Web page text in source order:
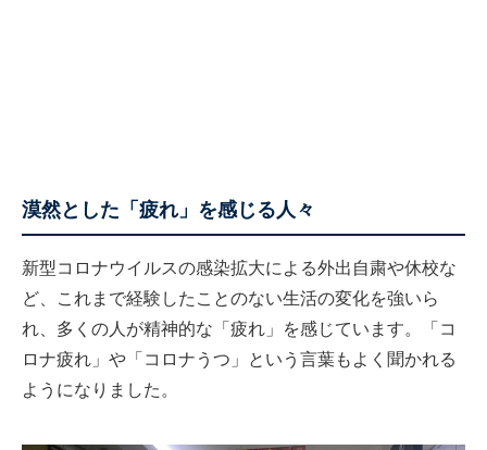
漠然とした「疲れ」を感じる人々
新型コロナウイルスの感染拡大による外出自粛や休校な
ど、これまで経験したことのない生活の変化を強いら
れ、多くの人が精神的な「疲れ」を感じています。「コ
ロナ疲れ」や「コロナうつ」という言葉もよく聞かれる
ようになりました。